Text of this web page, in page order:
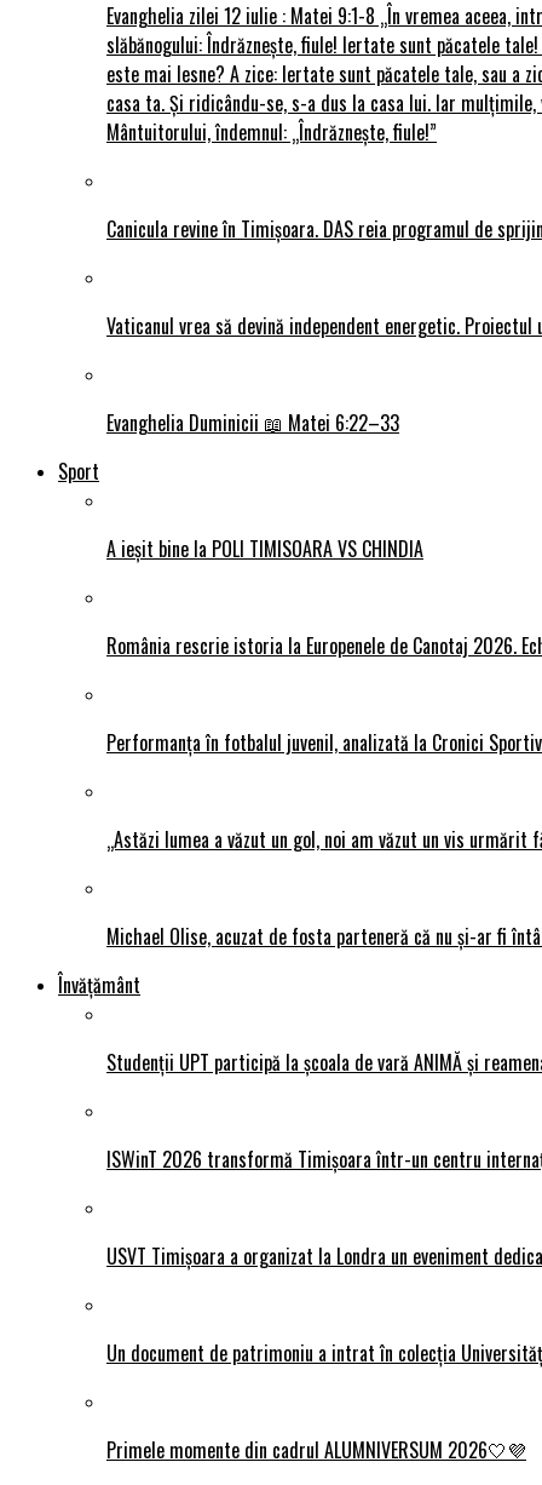
Evanghelia zilei 12 iulie : Matei 9:1-8 „În vremea aceea,
slăbănogului: Îndrăznește, fiule! Iertate sunt păcatele
este mai lesne? A zice: Iertate sunt păcatele tale, sau a
casa ta. Și ridicându-se, s-a dus la casa lui. Iar mulțimile,
Mântuitorului, îndemnul: „Îndrăznește, fiule!”
Canicula revine în Timișoara. DAS reia programul de
Vaticanul vrea să devină independent energetic.
Evanghelia Duminicii 📖 Matei 6:22–33
Sport
A ieșit bine la POLI TIMISOARA VS CHINDIA
România rescrie istoria la Europenele de Canotaj 2026.
Performanța în fotbalul juvenil, analizată la Cronici
„Astăzi lumea a văzut un gol, noi am văzut un vis
Michael Olise, acuzat de fosta parteneră că nu și-ar fi
Învățământ
Studenții UPT participă la școala de vară ANIMĂ și
ISWinT 2026 transformă Timișoara într-un centru
USVT Timișoara a organizat la Londra un eveniment
Un document de patrimoniu a intrat în colecția
Primele momente din cadrul ALUMNIVERSUM 2026🤍💜